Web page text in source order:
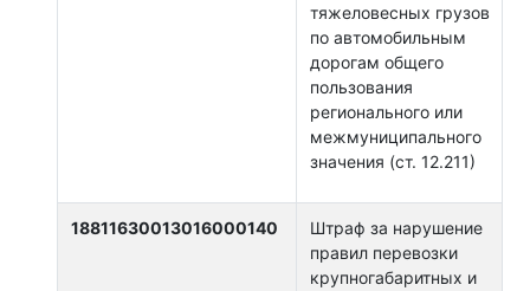
тяжеловесных грузов
по автомобильным
дорогам общего
пользования
регионального или
межмуниципального
значения (ст. 12.211)
18811630013016000140
Штраф за нарушение
правил перевозки
крупногабаритных и